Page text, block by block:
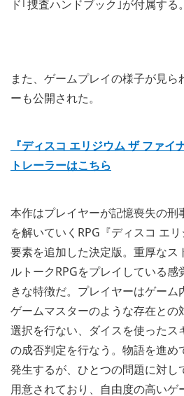
ド｢捜査ハンドブック｣が付属する。
また、ゲームプレイの様子が見ら
ーも公開された。
『ディスコ エリジウム ザ ファイ
トレーラーはこちら
本作はプレイヤーが記憶喪失の刑
を解いていくRPG『ディスコ エ
要素を追加した決定版。重厚なス
ルトークRPGをプレイしている
きな特徴だ。プレイヤーはゲー
ゲームマスターのような存在との
選択を行ない、ダイスを使ったス
の成否判定を行なう。物語を進め
発生するが、ひとつの問題に対し
用意されており、自由度の高いゲ